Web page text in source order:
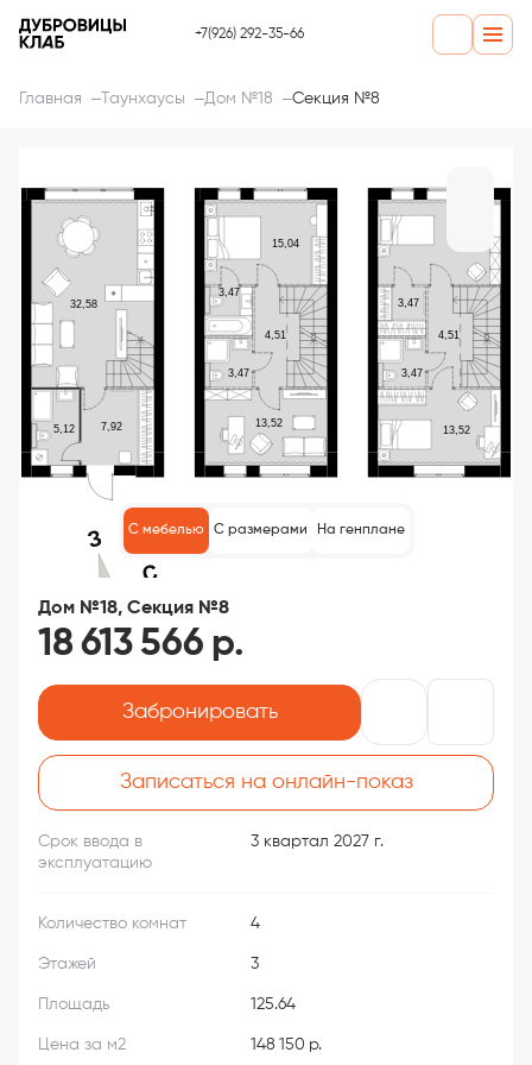
+7(926) 292-35-66
Главная Таунхаусы Дом №18 Секция №8
С мебелью С размерами На генплане
Дом №18, Секция №8
18 613 566 р.
Забронировать
Записаться на онлайн-показ
Срок ввода в
эксплуатацию
3 квартал 2027 г.
Количество комнат 4
Этажей 3
Площадь 125.64
Цена за м2 148 150 р.